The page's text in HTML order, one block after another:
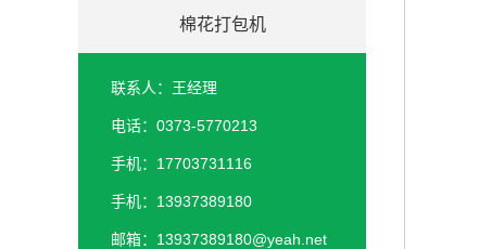
棉花打包机
联系人：王经理
电话：0373-5770213
手机：17703731116
手机：13937389180
邮箱：13937389180@yeah.net